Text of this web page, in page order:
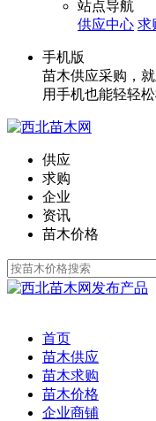
站点导航
供应中心 求
手机版
苗木供应采购，
用手机也能轻轻
供应
求购
企业
资讯
苗木价格
发布产品
首页
苗木供应
苗木求购
苗木价格
企业商铺